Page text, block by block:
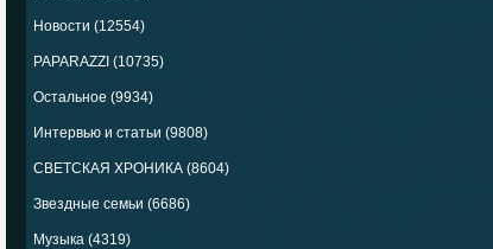
Новости (12554)
PAPARAZZI (10735)
Остальное (9934)
Интервью и статьи (9808)
СВЕТСКАЯ ХРОНИКА (8604)
Звездные семьи (6686)
Музыка (4319)